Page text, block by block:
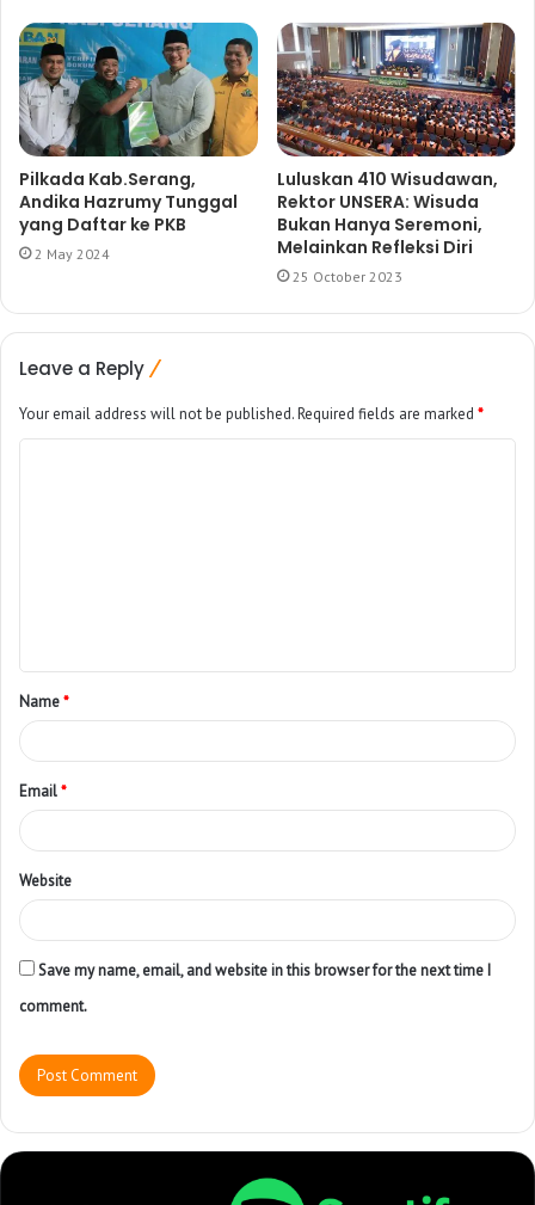
Pilkada Kab.Serang,
Andika Hazrumy Tunggal
yang Daftar ke PKB
2 May 2024
Luluskan 410 Wisudawan,
Rektor UNSERA: Wisuda
Bukan Hanya Seremoni,
Melainkan Refleksi Diri
25 October 2023
Leave a Reply
Your email address will not be published.Required fields are marked *
Name*
Email*
Website
Save my name, email, and website in this browser for the next time I
comment.